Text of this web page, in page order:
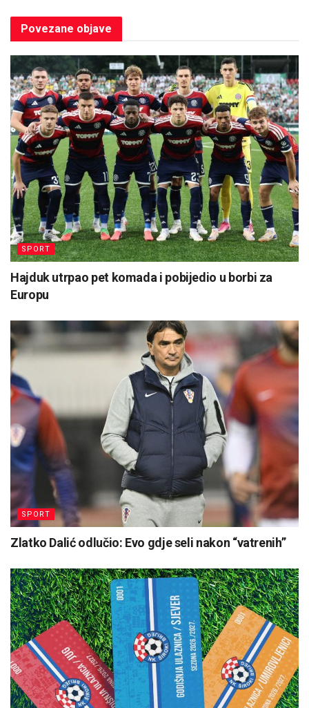
Povezane objave
SPORT
Hajduk utrpao pet komada i pobijedio u borbi za
Europu
SPORT
Zlatko Dalić odlučio: Evo gdje seli nakon “vatrenih”